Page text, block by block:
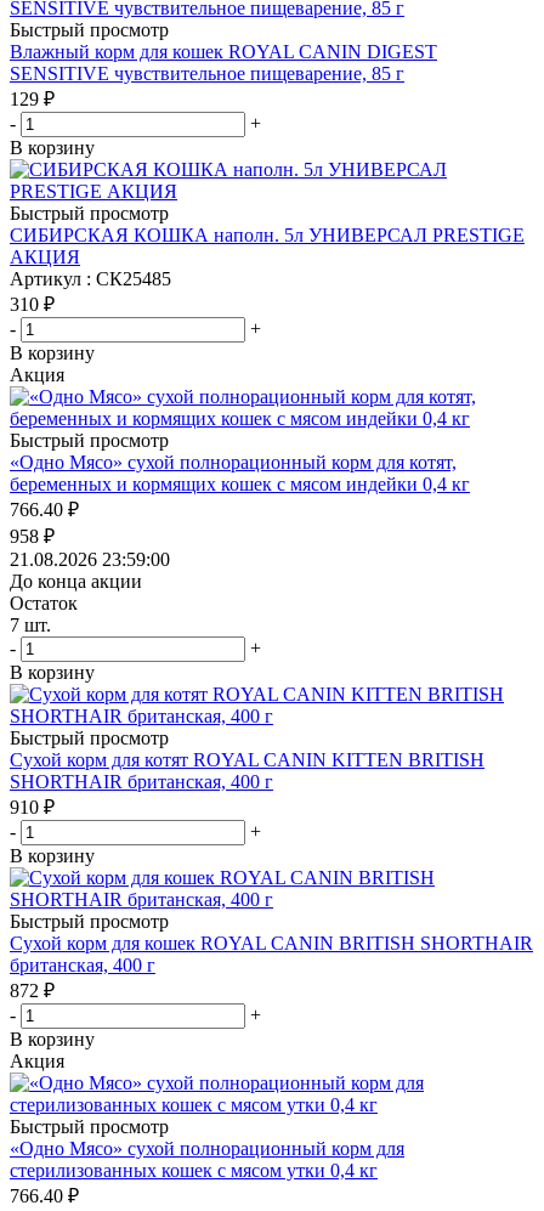
Быстрый просмотр
Влажный корм для кошек ROYAL CANIN DIGEST
SENSITIVE чувствительное пищеварение, 85 г
129 ₽
-
+
В корзину
Быстрый просмотр
СИБИРСКАЯ КОШКА наполн. 5л УНИВЕРСАЛ PRESTIGE
АКЦИЯ
Артикул : СК25485
310 ₽
-
+
В корзину
Акция
Быстрый просмотр
«Одно Мясо» сухой полнорационный корм для котят,
беременных и кормящих кошек с мясом индейки 0,4 кг
766.40 ₽
958 ₽
21.08.2026 23:59:00
До конца акции
Остаток
7 шт.
-
+
В корзину
Быстрый просмотр
Сухой корм для котят ROYAL CANIN KITTEN BRITISH
SHORTHAIR британская, 400 г
910 ₽
-
+
В корзину
Быстрый просмотр
Сухой корм для кошек ROYAL CANIN BRITISH SHORTHAIR
британская, 400 г
872 ₽
-
+
В корзину
Акция
Быстрый просмотр
«Одно Мясо» сухой полнорационный корм для
стерилизованных кошек с мясом утки 0,4 кг
766.40 ₽